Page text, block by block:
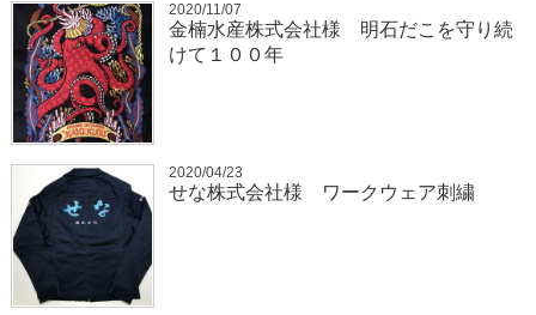
2020/11/07
金楠水産株式会社様 明石だこを守り続
けて１００年
2020/04/23
せな株式会社様 ワークウェア刺繍